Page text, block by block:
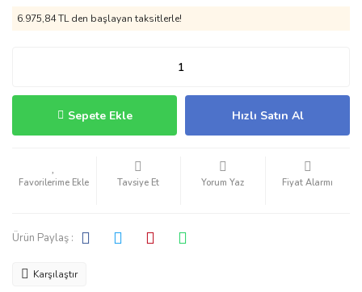
6.975,84 TL den başlayan taksitlerle!
Sepete Ekle Hızlı Satın Al
Tavsiye Et Yorum Yaz Fiyat Alarmı
Ürün Paylaş :
Karşılaştır